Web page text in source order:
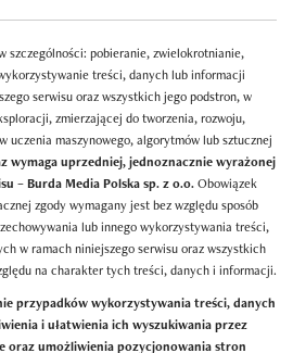
szczególności: pobieranie, zwielokrotnianie,
treści, danych lub informacji
serwisu oraz wszystkich jego podstron, w
zmierzającej do tworzenia, rozwoju,
uczenia maszynowego, algorytmów lub sztucznej
wymaga uprzedniej, jednoznacznie wyrażonej
– Burda Media Polska sp. z o.o.Obowiązek
zgody wymagany jest bez względu sposób
lub innego wykorzystywania treści,
w ramach niniejszego serwisu oraz wszystkich
na charakter tych treści, danych i informacji.
przypadków wykorzystywania treści, danych
i ułatwienia ich wyszukiwania przez
oraz umożliwienia pozycjonowania stron